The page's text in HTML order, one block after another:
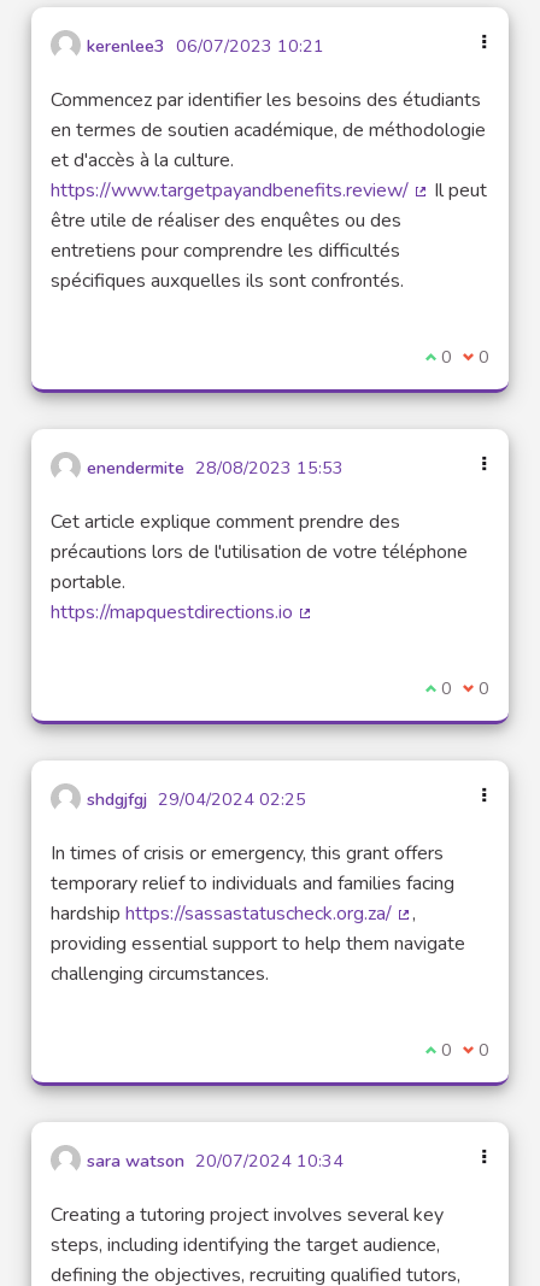
kerenlee3 06/07/2023 10:21
Commencez par identifier les besoins des étudiants
en termes de soutien académique, de méthodologie
et d'accès à la culture.
https://www.targetpayandbenefits.review/
Il peut
être utile de réaliser des enquêtes ou des
entretiens pour comprendre les difficultés
spécifiques auxquelles ils sont confrontés.
I agree with
0 I 0
enendermite 28/08/2023 15:53
Cet article explique comment prendre des
précautions lors de l'utilisation de votre téléphone
portable.
https://mapquestdirections.io
I agree with
0 I 0
shdgjfgj 29/04/2024 02:25
In times of crisis or emergency, this grant offers
temporary relief to individuals and families facing
hardship https://sassastatuscheck.org.za/
(External link)
,
providing essential support to help them navigate
challenging circumstances.
I agree with
0 I 0
sara watson 20/07/2024 10:34
Creating a tutoring project involves several key
steps, including identifying the target audience,
defining the objectives, recruiting qualified tutors,